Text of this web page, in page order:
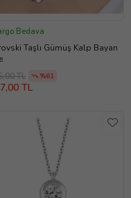
Bedava
Taşlı Gümüş Kalp Bayan
TL
%61
TL